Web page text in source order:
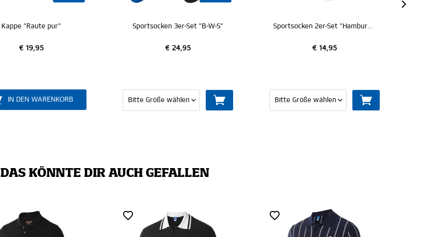
Sportsocken 3er-Set "B-W-S" Sportsocken 2er-Set "Hamburger SV"
MITGLIED WERDEN
DAS KÖNNTE DIR AUCH GEFALLEN